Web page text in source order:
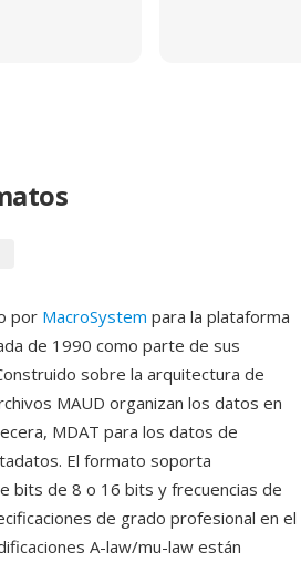
por MacroSystem para la plataforma
de 1990 como parte de sus
sobre la arquitectura de
MAUD organizan los datos en
MDAT para los datos de
El formato soporta
bits de 8 o 16 bits y frecuencias de
de grado profesional en el
A-law/mu-law están